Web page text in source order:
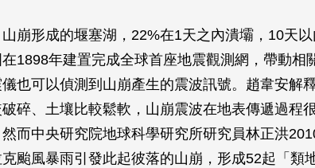
崩形成的堰塞湖，22%在1天之內潰壩，10天
1898年建置完成全球首座地震觀測網，帶動相
也可以偵測到山崩產生的震波訊號。趙韋安解
碎、土壤比較鬆軟，山崩震波在地表傳遞過程
而中央研究院地球科學研究所研究員林正洪
颱風暴雨引發此起彼落的山崩，形成52起「類